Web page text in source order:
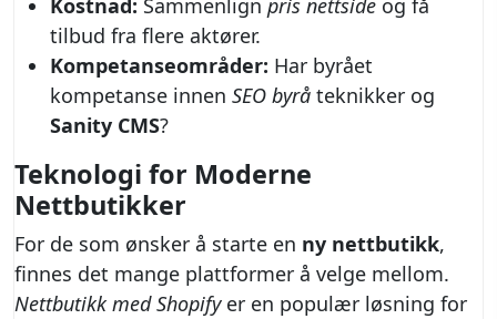
Kostnad: Sammenlign pris nettside og få
tilbud fra flere aktører.
Kompetanseområder: Har byrået
kompetanse innen SEO byrå teknikker og
Sanity CMS?
Teknologi for Moderne
Nettbutikker
For de som ønsker å starte en ny nettbutikk,
finnes det mange plattformer å velge mellom.
Nettbutikk med Shopifyer en populær løsning for